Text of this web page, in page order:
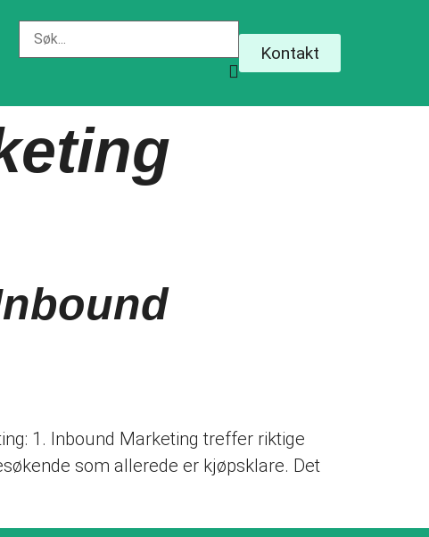
Kontakt
1. Inbound Marketing treffer riktige
som allerede er kjøpsklare. Det